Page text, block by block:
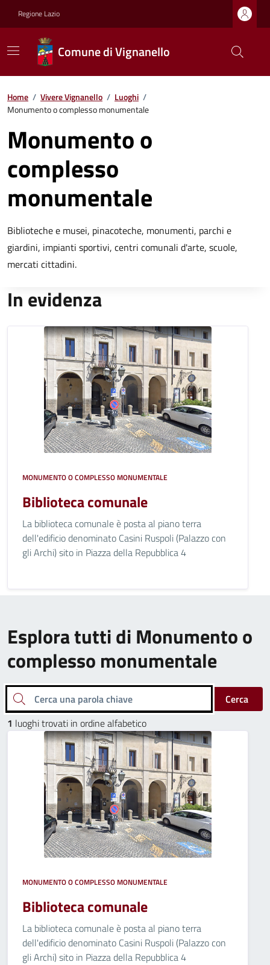
Regione Lazio
Comune di Vignanello
Home / Vivere Vignanello / Luoghi /
Monumento o complesso monumentale
Monumento o
complesso
monumentale
Biblioteche e musei, pinacoteche, monumenti, parchi e
giardini, impianti sportivi, centri comunali d'arte, scuole,
mercati cittadini.
In evidenza
MONUMENTO O COMPLESSO MONUMENTALE
Biblioteca comunale
La biblioteca comunale è posta al piano terra
dell'edificio denominato Casini Ruspoli (Palazzo con
gli Archi) sito in Piazza della Repubblica 4
Esplora tutti di Monumento o
complesso monumentale
Cerca una parola chiave
Cerca
1 luoghi trovati in ordine alfabetico
MONUMENTO O COMPLESSO MONUMENTALE
Biblioteca comunale
La biblioteca comunale è posta al piano terra
dell'edificio denominato Casini Ruspoli (Palazzo con
gli Archi) sito in Piazza della Repubblica 4